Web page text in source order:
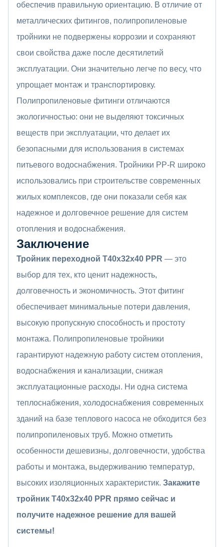
обеспечив правильную ориентацию. В отличие от
металлических фитингов, полипропиленовые
тройники не подвержены коррозии и сохраняют
свои свойства даже после десятилетий
эксплуатации. Они значительно легче по весу, что
упрощает монтаж и транспортировку.
Полипропиленовые фитинги отличаются
экологичностью: они не выделяют токсичных
веществ при эксплуатации, что делает их
безопасными для использования в системах
питьевого водоснабжения. Тройники PP-R широко
использовались при строительстве современных
жилых комплексов, где они показали себя как
надежное и долговечное решение для систем
отопления и водоснабжения.
Заключение
Тройник переходной Т40x32x40 PPR — это
выбор для тех, кто ценит надежность,
долговечность и экономичность. Этот фитинг
обеспечивает минимальные потери давления,
высокую пропускную способность и простоту
монтажа. Полипропиленовые тройники
гарантируют надежную работу систем отопления,
водоснабжения и канализации, снижая
эксплуатационные расходы. Ни одна система
теплоснабжения, холодоснабжения современных
зданий на базе теплового насоса не обходится без
полипропиленовых труб. Можно отметить
особенности дешевизны, долговечности, удобства
работы и монтажа, выдерживанию температур,
высоких изоляционных характеристик. Закажите
тройник Т40x32x40 PPR прямо сейчас и
получите надежное решение для вашей
системы!